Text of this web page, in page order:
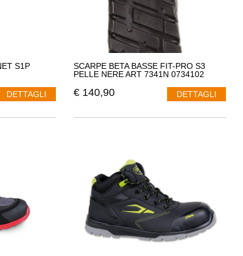
S1P
DETTAGLI
SCARPE BETA BASSE FIT-PRO S3
PELLE NERE ART 7341N 0734102
€ 140,90 DETTAGLI